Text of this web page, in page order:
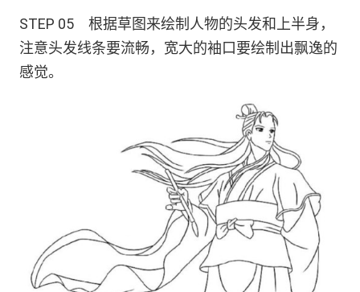
STEP 05 根据草图来绘制人物的头发和上半身，
注意头发线条要流畅，宽大的袖口要绘制出飘逸的
感觉。